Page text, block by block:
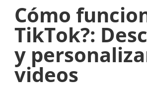
Cómo
TikTok?:
y
videos